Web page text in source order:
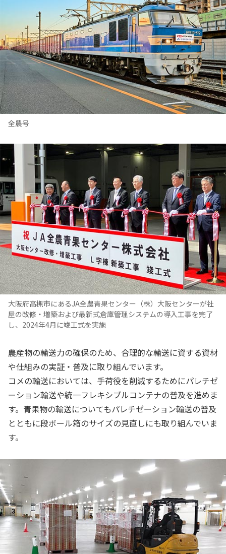
全農号
大阪府高槻市にあるJA全農青果センター（株）大阪センターが社
屋の改修・増築および最新式倉庫管理システムの導入工事を完了
し、2024年4月に竣工式を実施
農産物の輸送力の確保のため、合理的な輸送に資する資材
や仕組みの実証・普及に取り組んでいます。
コメの輸送においては、手荷役を削減するためにパレチゼ
ーション輸送や統一フレキシブルコンテナの普及を進めま
す。青果物の輸送についてもパレチゼーション輸送の普及
とともに段ボール箱のサイズの見直しにも取り組んでいま
す。